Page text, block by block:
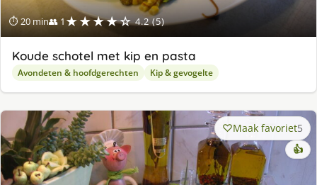
⏱ 20 min👥 1★★★★☆ 4.2 (5)
Koude schotel met kip en pasta
Avondeten & hoofdgerechten Kip & gevogelte
Maak favoriet5
👍